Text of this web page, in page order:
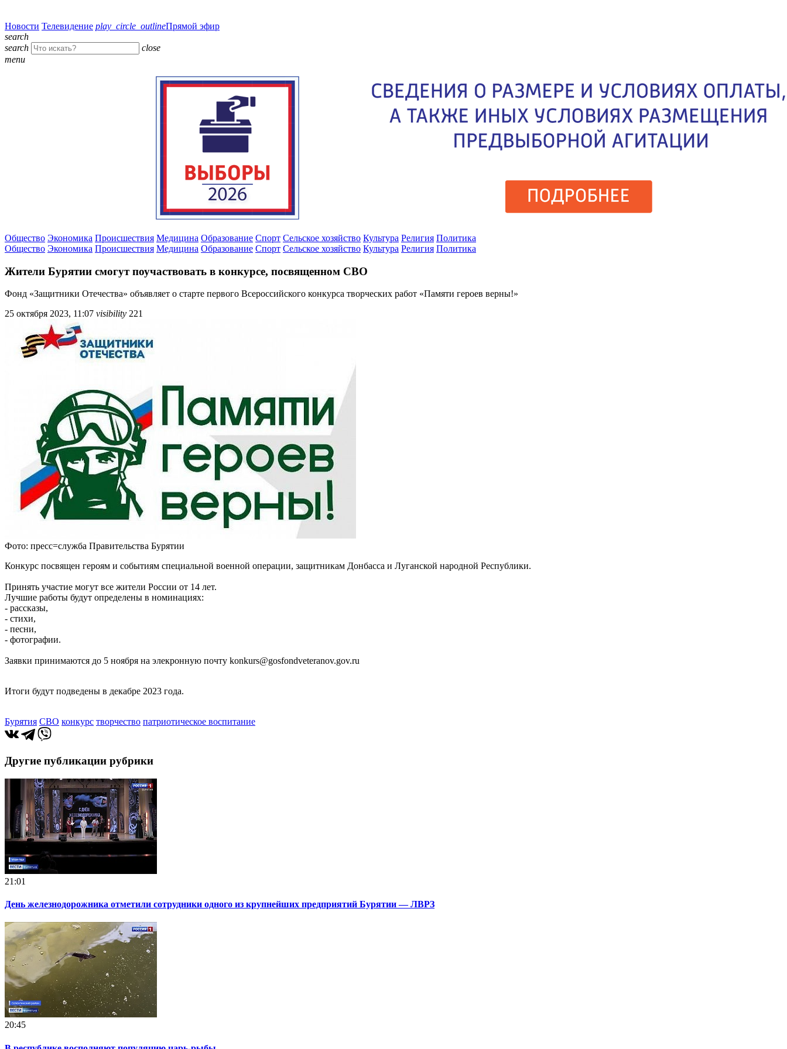
Новости Телевидение play_circle_outlineПрямой эфир
search
search
close
menu
Общество Экономика Происшествия Медицина Образование Спорт Сельское хозяйство Культура Религия Политика
Общество Экономика Происшествия Медицина Образование Спорт Сельское хозяйство Культура Религия Политика
Жители Бурятии смогут поучаствовать в конкурсе, посвященном СВО
Фонд «Защитники Отечества» объявляет о старте первого Всероссийского конкурса творческих работ «Памяти героев верны!»
25 октября 2023, 11:07 visibility 221
Фото: пресс=служба Правительства Бурятии
Конкурс посвящен героям и событиям специальной военной операции, защитникам Донбасса и Луганской народной Республики.
Принять участие могут все жители России от 14 лет.
Лучшие работы будут определены в номинациях:
- рассказы,
- стихи,
- песни,
- фотографии.
Заявки принимаются до 5 ноября на элекронную почту konkurs@gosfondveteranov.gov.ru
Итоги будут подведены в декабре 2023 года.
Бурятия СВО конкурс творчество патриотическое воспитание
Другие публикации рубрики
21:01
День железнодорожника отметили сотрудники одного из крупнейших предприятий Бурятии — ЛВРЗ
20:45